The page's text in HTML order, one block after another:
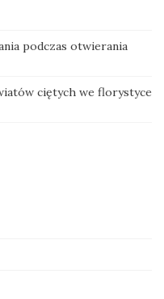
podczas otwierania
ciętych we florystyce